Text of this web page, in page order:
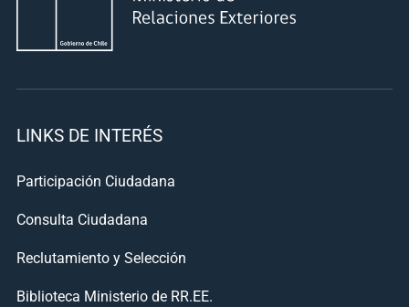
LINKS DE INTERÉS
Participación Ciudadana
Consulta Ciudadana
Reclutamiento y Selección
Biblioteca Ministerio de RR.EE.